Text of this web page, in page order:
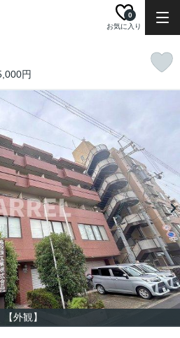
お気に入り
0
円
【外観】